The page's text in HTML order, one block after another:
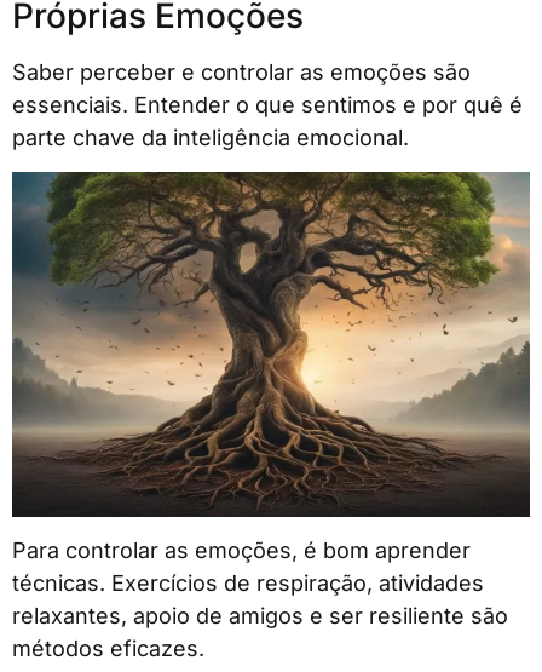
Próprias Emoções
Saber perceber e controlar as emoções são
essenciais. Entender o que sentimos e por quê é
parte chave da inteligência emocional.
Para controlar as emoções, é bom aprender
técnicas. Exercícios de respiração, atividades
relaxantes, apoio de amigos e ser resiliente são
métodos eficazes.